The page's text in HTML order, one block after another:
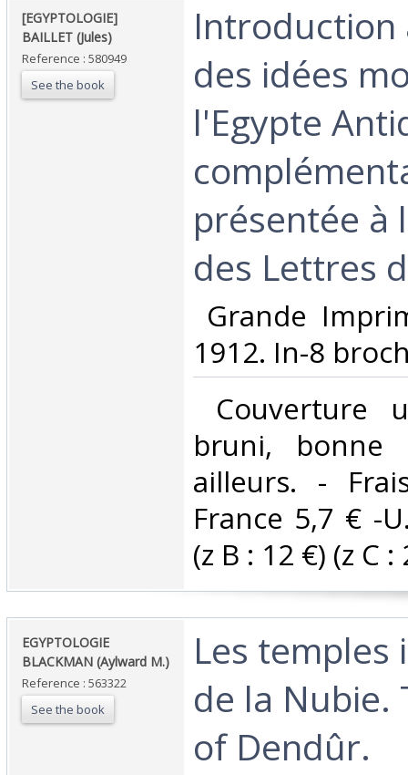
‎[EGYPTOLOGIE]
BAILLET (Jules)‎
Reference : 580949
See the book
‎Introduction
des idées
l'Egypte
présentée à
des Lettres
Grande
1912. In-8
Couverture
bruni, bonne
ailleurs. -
France 5,7 € -
(z B : 12 €) (z C :
‎EGYPTOLOGIE
BLACKMAN (Aylward M.)‎
Reference : 563322
See the book
‎Les temples
de la Nubie.
of Dendûr.‎